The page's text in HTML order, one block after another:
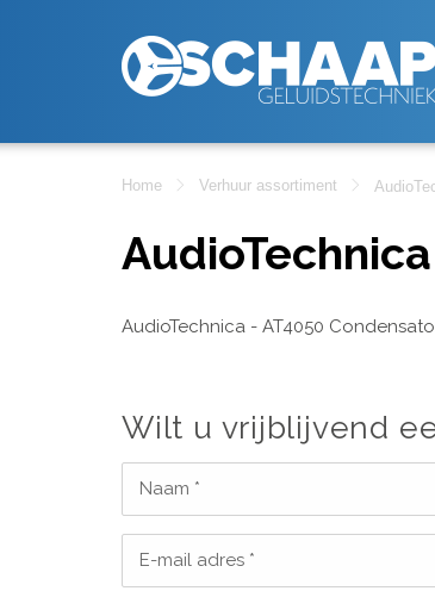
Home Verhuur assortiment
AudioTechnica - AT4050
Wilt u vrijblijvend
Naam *
E-mail adres *